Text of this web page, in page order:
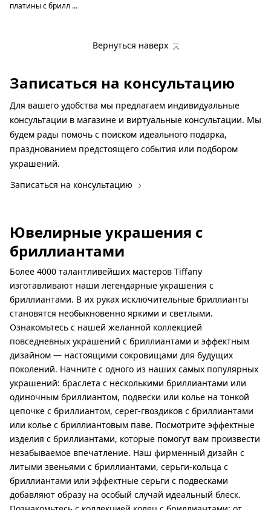
платины с брилл …
Вернуться наверх
Записаться на консультацию
Для вашего удобства мы предлагаем индивидуальные
консультации в магазине и виртуальные консультации. Мы
будем рады помочь с поиском идеального подарка,
празднованием предстоящего события или подбором
украшений.
Записаться на консультацию
Ювелирные украшения с
бриллиантами
Более 4000 талантливейших мастеров Tiffany
изготавливают наши легендарные украшения с
бриллиантами. В их руках исключительные бриллианты
становятся необыкновенно яркими и светлыми.
Ознакомьтесь с нашей желанной коллекцией
повседневных украшений с бриллиантами и эффектным
дизайном — настоящими сокровищами для будущих
поколений. Начните с одного из наших самых популярных
украшений: браслета с несколькими бриллиантами или
одиночным бриллиантом, подвески или колье на тонкой
цепочке с бриллиантом, серег-гвоздиков с бриллиантами
или колье с бриллиантовым паве. Посмотрите эффектные
изделия с бриллиантами, которые помогут вам произвести
незабываемое впечатление. Наш фирменный дизайн с
литыми звеньями с бриллиантами, серьги-кольца с
бриллиантами или эффектные серьги с подвесками
добавляют образу на особый случай идеальный блеск.